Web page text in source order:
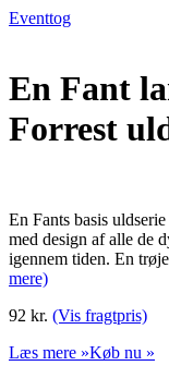
Eventtog
En Fant
Forrest
En Fants basis
med design af alle de
igennem tiden. En
mere)
92 kr. (Vis fragtpris)
Læs mere »Køb nu »